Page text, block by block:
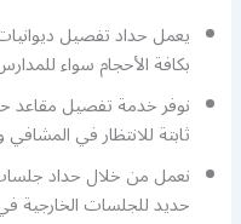
يعمل حداد تفصيل
بكافة الأحجام سواء
نوفر خدمة تفصيل مقاعد
ثابتة للانتظار في
نعمل من خلال حداد
حديد للجلسات الخارجية